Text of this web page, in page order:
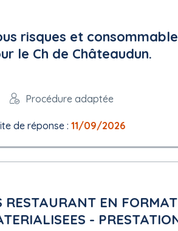
risques et
le Ch de Châteaudun.
Procédure adaptée
de réponse : 11/09/2026
RESTAURANT EN
-